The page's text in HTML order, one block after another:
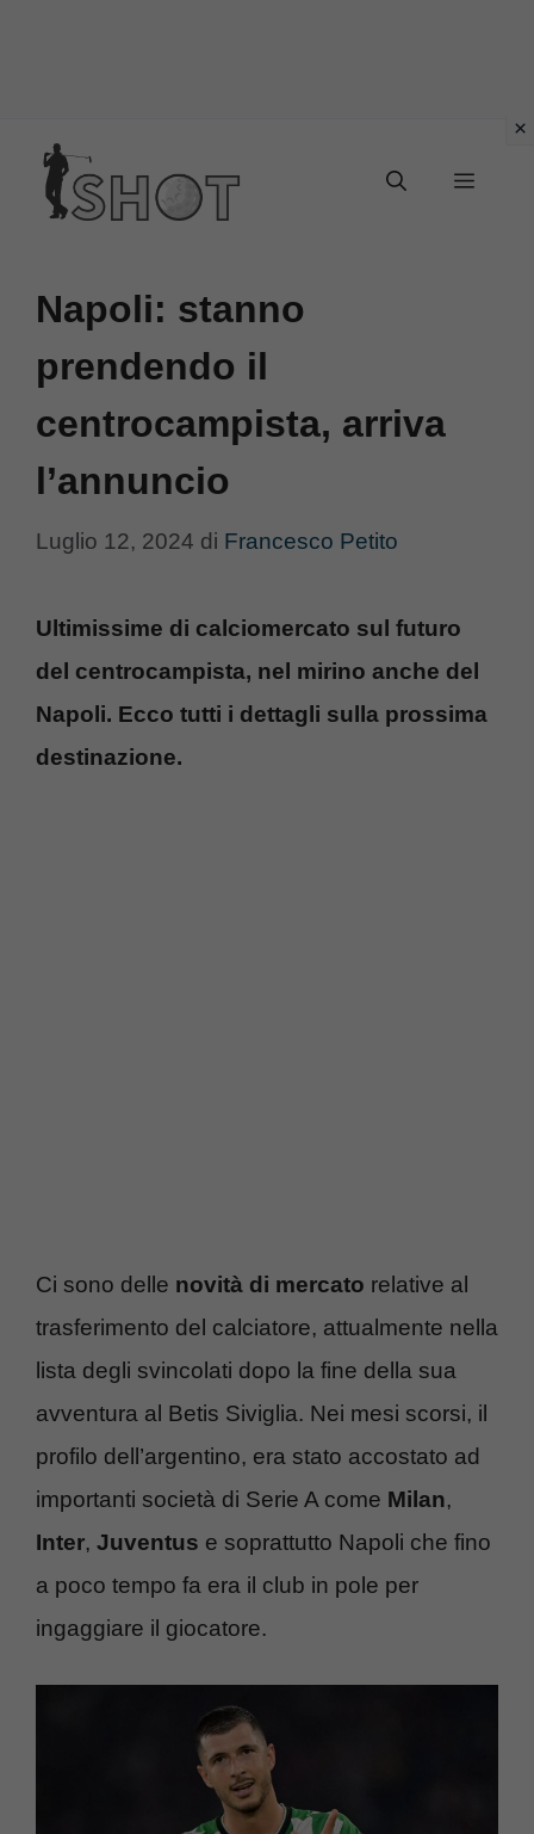
contenuto
Menu
Napoli: stanno
prendendo il
centrocampista, arriva
l’annuncio
Luglio 12, 2024 di Francesco Petito
Ultimissime di calciomercato sul futuro
del centrocampista, nel mirino anche del
Napoli. Ecco tutti i dettagli sulla prossima
destinazione.
Ci sono delle novità di mercato relative al
trasferimento del calciatore, attualmente nella
lista degli svincolati dopo la fine della sua
avventura al Betis Siviglia. Nei mesi scorsi, il
profilo dell’argentino, era stato accostato ad
importanti società di Serie A come Milan,
Inter, Juventus e soprattutto Napoli che fino
a poco tempo fa era il club in pole per
ingaggiare il giocatore.